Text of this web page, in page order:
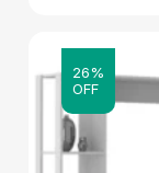
26%
OFF